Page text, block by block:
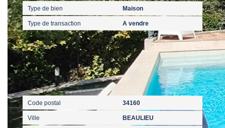
Type de bien Maison
Type de transaction A vendre
Localisation
Code postal 34160
Ville BEAULIEU